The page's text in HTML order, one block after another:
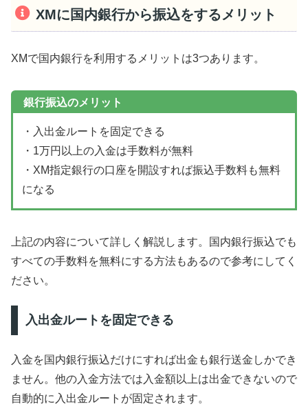
XMに国内銀行から振込をするメリット
XMで国内銀行を利用するメリットは3つあります。
銀行振込のメリット
・入出金ルートを固定できる
・1万円以上の入金は手数料が無料
・XM指定銀行の口座を開設すれば振込手数料も無料
になる
上記の内容について詳しく解説します。国内銀行振込でも
すべての手数料を無料にする方法もあるので参考にしてく
ださい。
入出金ルートを固定できる
入金を国内銀行振込だけにすれば出金も銀行送金しかでき
ません。他の入金方法では入金額以上は出金できないので
自動的に入出金ルートが固定されます。